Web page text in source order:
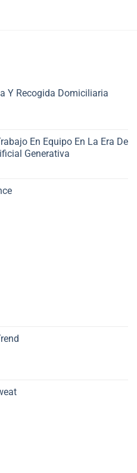
Y Recogida Domiciliaria
En Equipo En La Era De
Generativa